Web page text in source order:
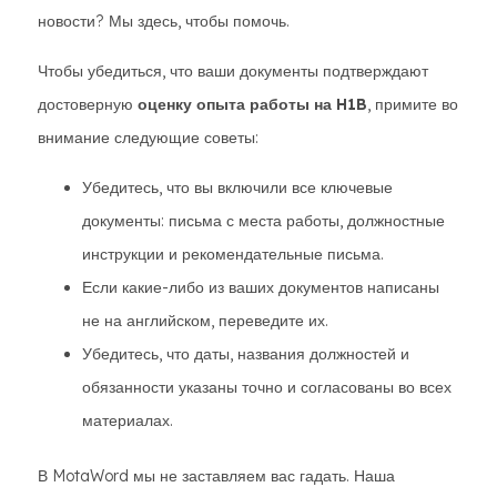
новости? Мы здесь, чтобы помочь.
Чтобы убедиться, что ваши документы подтверждают
достоверную оценку опыта работы на H1B, примите во
внимание следующие советы:
Убедитесь, что вы включили все ключевые
документы: письма с места работы, должностные
инструкции и рекомендательные письма.
Если какие-либо из ваших документов написаны
не на английском, переведите их.
Убедитесь, что даты, названия должностей и
обязанности указаны точно и согласованы во всех
материалах.
В MotaWord мы не заставляем вас гадать. Наша